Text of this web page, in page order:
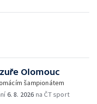
Olomouc
šampionátem
6. 8. 2026 na ČT sport